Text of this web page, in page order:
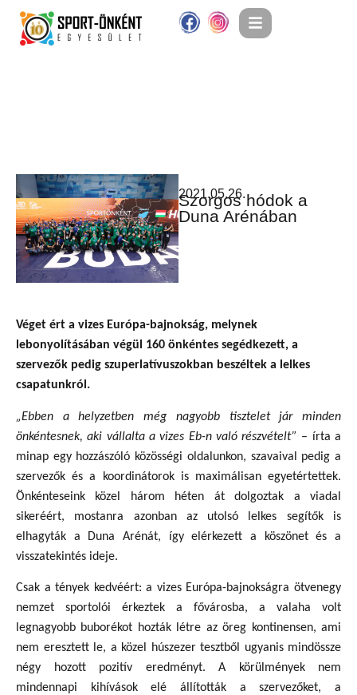
2021.05.26.
Szorgos hódok a
Duna Arénában
Véget ért a vizes Európa-bajnokság, melynek
lebonyolításában végül 160 önkéntes segédkezett, a
szervezők pedig szuperlatívuszokban beszéltek a lelkes
csapatunkról.
„Ebben a helyzetben még nagyobb tisztelet jár minden
önkéntesnek, aki vállalta a vizes Eb-n való részvételt” – írta a
minap egy hozzászóló közösségi oldalunkon, szavaival pedig a
szervezők és a koordinátorok is maximálisan egyetértettek.
Önkénteseink közel három héten át dolgoztak a viadal
sikeréért, mostanra azonban az utolsó lelkes segítők is
elhagyták a Duna Arénát, így elérkezett a köszönet és a
visszatekintés ideje.
Csak a tények kedvéért: a vizes Európa-bajnokságra ötvenegy
nemzet sportolói érkeztek a fővárosba, a valaha volt
legnagyobb buborékot hozták létre az öreg kontinensen, ami
nem eresztett le, a közel húszezer tesztből ugyanis mindössze
négy hozott pozitív eredményt. A körülmények nem
mindennapi kihívások elé állították a szervezőket, a